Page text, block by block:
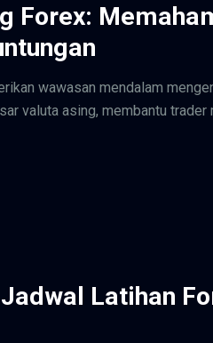
Forex:
wawasan mendalam
valuta asing, membantu trader
Latihan